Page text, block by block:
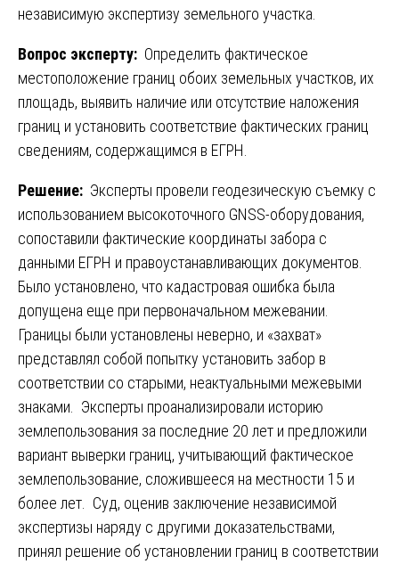
независимую экспертизу земельного участка.
Вопрос эксперту: Определить фактическое
местоположение границ обоих земельных участков, их
площадь, выявить наличие или отсутствие наложения
границ и установить соответствие фактических границ
сведениям, содержащимся в ЕГРН.
Решение: Эксперты провели геодезическую съемку с
использованием высокоточного GNSS-оборудования,
сопоставили фактические координаты забора с
данными ЕГРН и правоустанавливающих документов.
Было установлено, что кадастровая ошибка была
допущена еще при первоначальном межевании.
Границы были установлены неверно, и «захват»
представлял собой попытку установить забор в
соответствии со старыми, неактуальными межевыми
знаками. Эксперты проанализировали историю
землепользования за последние 20 лет и предложили
вариант выверки границ, учитывающий фактическое
землепользование, сложившееся на местности 15 и
более лет. Суд, оценив заключение независимой
экспертизы наряду с другими доказательствами,
принял решение об установлении границ в соответствии